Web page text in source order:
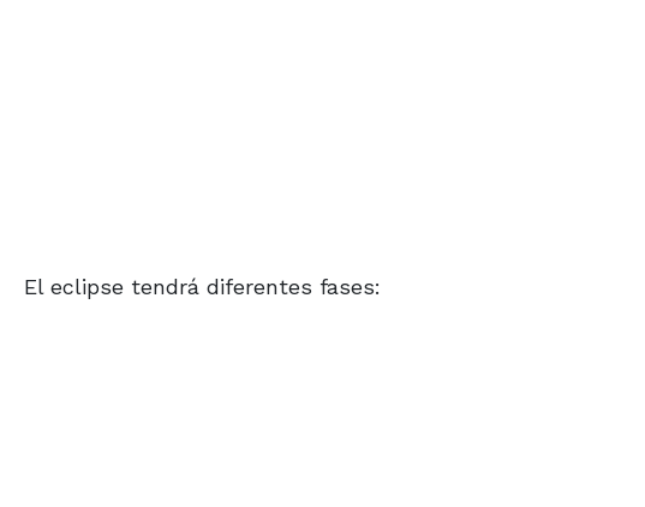
El eclipse tendrá diferentes fases: